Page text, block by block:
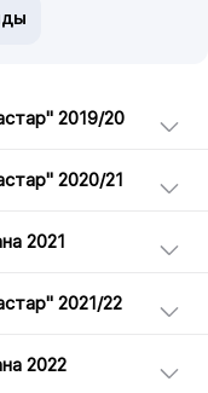
2019/20
2020/21
2021
2021/22
2022